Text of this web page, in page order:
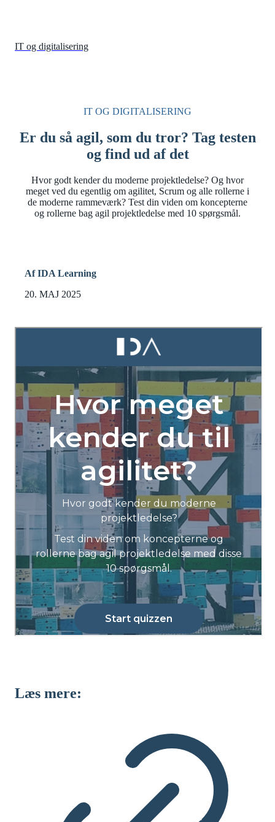
IT og digitalisering
IT OG DIGITALISERING
Er du så agil, som du tror? Tag testen
og find ud af det
Hvor godt kender du moderne projektledelse? Og hvor
meget ved du egentlig om agilitet, Scrum og alle rollerne i
de moderne rammeværk? Test din viden om koncepterne
og rollerne bag agil projektledelse med 10 spørgsmål.
Af IDA Learning
20. MAJ 2025
Læs mere: